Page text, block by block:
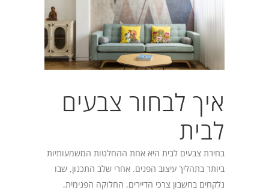
איך לבחור צבעים
לבית
בחירת צבעים לבית היא אחת ההחלטות המשמעותיות
ביותר בתהליך עיצוב הפנים. אחרי שלב התכנון, שבו
נלקחים בחשבון צרכי הדיירים, החלוקה הפנימית,